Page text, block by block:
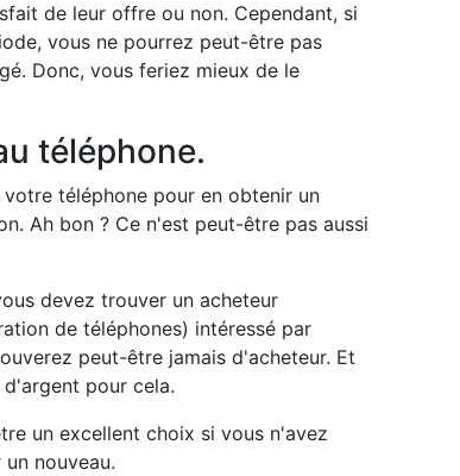
de leur offre ou non. Cependant, si
vous ne pourrez peut-être pas
Donc, vous feriez mieux de le
téléphone.
téléphone pour en obtenir un
Ah bon ? Ce n'est peut-être pas aussi
devez trouver un acheteur
de téléphones) intéressé par
peut-être jamais d'acheteur. Et
pour cela.
un excellent choix si vous n'avez
nouveau.